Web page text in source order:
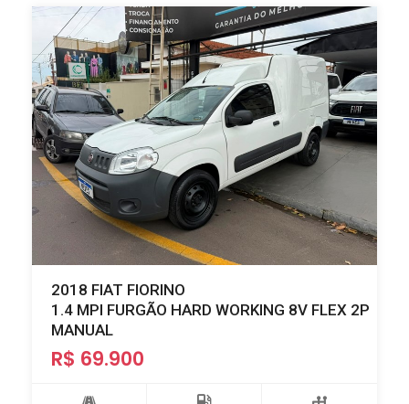
2018 FIAT FIORINO
1.4 MPI FURGÃO HARD WORKING 8V FLEX 2P
MANUAL
R$ 69.900